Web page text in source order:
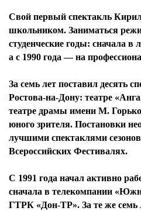
Свой первый спектакль
школьником. Заниматься
студенческие годы: сначала в
а с 1990 года — на
За семь лет поставил десять
Ростова-на-Дону: театре
театре драмы имени М.
юного зрителя. Постановки
лучшими спектаклями
Всероссийских Фестивалях.
С 1991 года начал активно
сначала в телекомпании
ГТРК «Дон-ТР». За те же семь